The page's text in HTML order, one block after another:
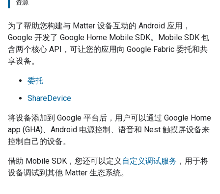
资源
为了帮助您构建与 Matter 设备互动的 Android 应用，
Google 开发了 Google Home Mobile SDK。 Mobile SDK 包
含两个核心 API，可让您的应用向 Google Fabric 委托和共
享设备。
委托
ShareDevice
将设备添加到 Google 平台后，用户可以通过 Google Home
app (GHA)、Android 电源控制、语音和 Nest 触摸屏设备来
控制自己的设备。
借助 Mobile SDK ，您还可以定义 自定义调试服务 ，用于将
设备调试到其他 Matter 生态系统。